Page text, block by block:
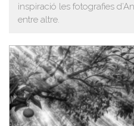
inspiració les fotografies
entre altre.